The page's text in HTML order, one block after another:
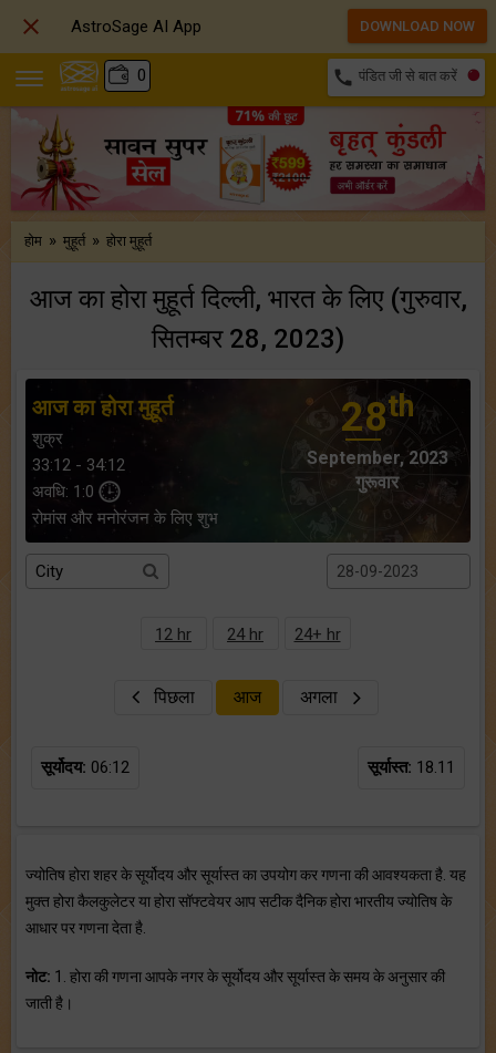
0 call पंडित जी से बात करें
होम » मुहूर्त » होरा मुहूर्त
आज का होरा मुहूर्त दिल्ली, भारत के लिए (गुरुवार,
सितम्बर 28, 2023)
आज का होरा मुहूर्त
शुक्र
33:12 - 34:12
अवधि: 1:0
रोमांस और मनोरंजन के लिए शुभ
28th
September, 2023
गुरूवार
12 hr 24 hr 24+ hr
पिछला आज अगला
सूर्योदय: 06:12 सूर्यास्त: 18.11
ज्योतिष होरा शहर के सूर्योदय और सूर्यास्त का उपयोग कर गणना की आवश्यकता है. यह
मुक्त होरा कैलकुलेटर या होरा सॉफ्टवेयर आप सटीक दैनिक होरा भारतीय ज्योतिष के
आधार पर गणना देता है.
नोट: 1. होरा की गणना आपके नगर के सूर्योदय और सूर्यास्त के समय के अनुसार की
जाती है।
 AstroSage AI App DOWNLOAD NOW